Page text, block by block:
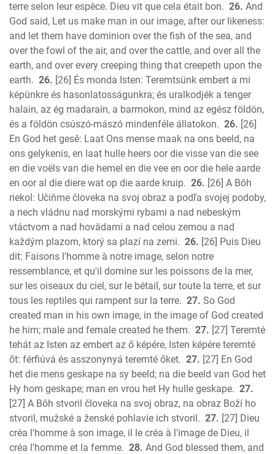
terre selon leur espèce. Dieu vit que cela était bon. 26. And
God said, Let us make man in our image, after our likeness:
and let them have dominion over the fish of the sea, and
over the fowl of the air, and over the cattle, and over all the
earth, and over every creeping thing that creepeth upon the
earth. 26. [26] És monda Isten: Teremtsünk embert a mi
képünkre és hasonlatosságunkra; és uralkodjék a tenger
halain, az ég madarain, a barmokon, mind az egész földön,
és a földön csúszó-mászó mindenféle állatokon. 26. [26]
En God het gesê: Laat Ons mense maak na ons beeld, na
ons gelykenis, en laat hulle heers oor die visse van die see
en die voëls van die hemel en die vee en oor die hele aarde
en oor al die diere wat op die aarde kruip. 26. [26] A Bôh
riekol: Učiňme človeka na svoj obraz a podľa svojej podoby,
a nech vládnu nad morskými rybami a nad nebeským
vtáctvom a nad hovädami a nad celou zemou a nad
každým plazom, ktorý sa plazí na zemi. 26. [26] Puis Dieu
dit: Faisons l'homme à notre image, selon notre
ressemblance, et qu'il domine sur les poissons de la mer,
sur les oiseaux du ciel, sur le bétail, sur toute la terre, et sur
tous les reptiles qui rampent sur la terre. 27. So God
created man in his own image, in the image of God created
he him; male and female created he them. 27. [27] Teremté
tehát az Isten az embert az ő képére, Isten képére teremté
őt: férfiúvá és asszonynyá teremté őket. 27. [27] En God
het die mens geskape na sy beeld; na die beeld van God het
Hy hom geskape; man en vrou het Hy hulle geskape. 27.
[27] A Bôh stvoril človeka na svoj obraz, na obraz Boží ho
stvoril, mužské a ženské pohlavie ich stvoril. 27. [27] Dieu
créa l'homme à son image, il le créa à l'image de Dieu, il
créa l'homme et la femme. 28. And God blessed them, and